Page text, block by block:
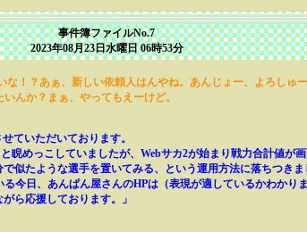
事件簿ファイルNo.7
2023年08月23日水曜日 06時53分
な！？あぁ、新しい依頼人はんやね。あんじょー、よろしゅ
んか？まぁ、やってもえーけど。
ていただいております。
睨めっこしていましたが、Webサカ2が始まり戦力合計値が
似たような選手を置いてみる、という運用方法に落ちつきま
今日、あんぱん屋さんのHPは（表現が適しているかわかり
ら応援しております。」